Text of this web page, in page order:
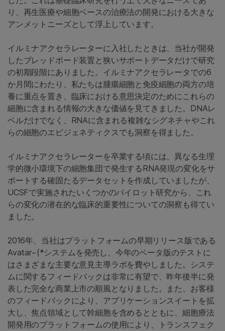
り、再生医療や細胞ベースの治療法の開発における大きな
アンメットニーズとして浮上しています。
イルミナアクセラレーターに入社したときは、当社が開発
したブレッドボード装置と狭いサポートデータだけで研究
の初期段階にありました。イルミナアクセラレータでの6
か月間にわたり、私たちは腫瘍細胞と免疫細胞の両方の培
養に重点を置き、臨床における意思決定のためにこれらの
細胞に含まれる情報の大きな価値を見てきました。DNAレ
ベルだけでなく、RNAに含まれる複雑なシグネチャやこれ
らの細胞のエピジェネティクスでも洞察を得ました。
イルミナアクセラレーターを卒業する頃には、異なる生理
学的微小環境下の細胞集団で発生するRNA発現の変化をサ
ポートする確固たるデータセットを作成していましたが、
UCSFで実施されたいくつかのパイロット研究から、これ
らの変化の潜在的な臨床的重要性についての洞察も得てい
ました。
2016年、当社はプラットフォームの早期リリース版である
Avatar−(*システムを発売し、今年のベータ版のテストに
はさまざまな主要な意見主導ラボを費やしました。システ
ムに関するフィードバックは非常に有望で、昨年後半に発
表した完全な商業上市の順風となりました。また、お客様
のフィードバックにより、アプリケーションスイートを拡
大し、焦点領域として幹細胞を含めるとともに、細胞療法
開発用のプラットフォームの使用により、トランスフェク